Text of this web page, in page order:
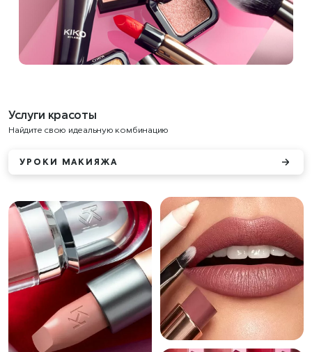
Услуги красоты
Найдите свою идеальную комбинацию
УРОКИ МАКИЯЖА